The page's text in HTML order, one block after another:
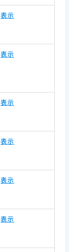
表示
表示
表示
表示
表示
表示